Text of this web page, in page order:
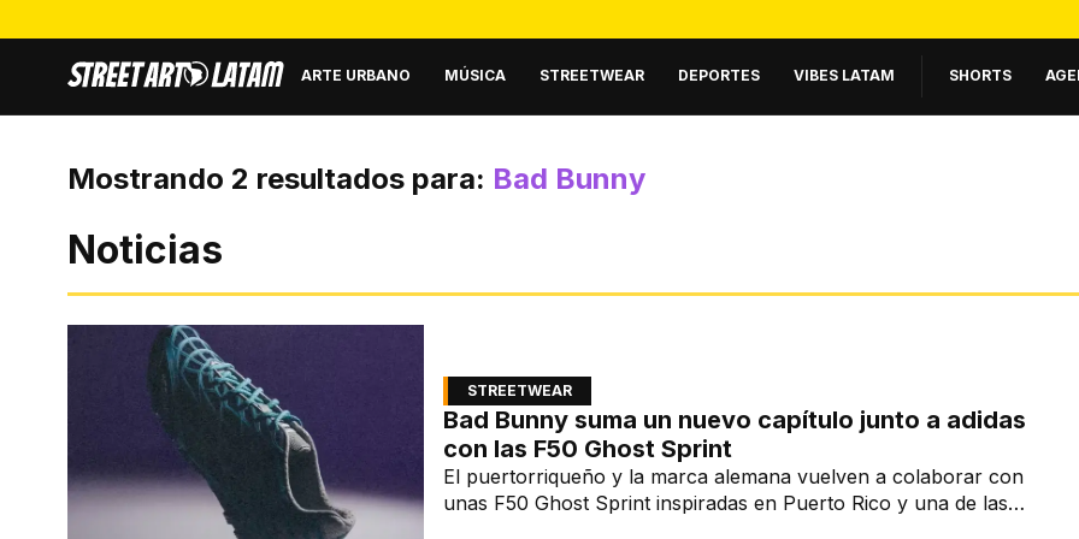
ARTE URBANO MÚSICA STREETWEAR DEPORTES VIBES LATAM SHORTS
Mostrando 2 resultados para: Bad Bunny
Noticias
STREETWEAR
Bad Bunny suma un nuevo capítulo junto a adidas
con las F50 Ghost Sprint
El puertorriqueño y la marca alemana vuelven a colaborar con
unas F50 Ghost Sprint inspiradas en Puerto Rico y una de las